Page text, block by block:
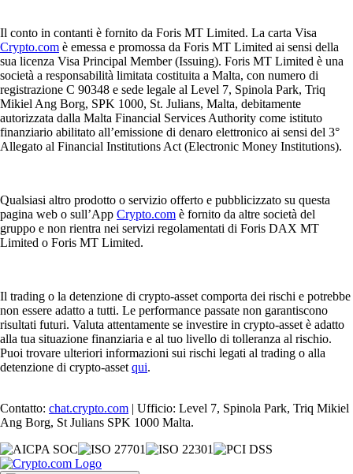
Il conto in contanti è fornito da Foris MT Limited. La carta Visa
Crypto.com è emessa e promossa da Foris MT Limited ai sensi della
sua licenza Visa Principal Member (Issuing). Foris MT Limited è una
società a responsabilità limitata costituita a Malta, con numero di
registrazione C 90348 e sede legale al Level 7, Spinola Park, Triq
Mikiel Ang Borg, SPK 1000, St. Julians, Malta, debitamente
autorizzata dalla Malta Financial Services Authority come istituto
finanziario abilitato all’emissione di denaro elettronico ai sensi del 3°
Allegato al Financial Institutions Act (Electronic Money Institutions).
Qualsiasi altro prodotto o servizio offerto e pubblicizzato su questa
pagina web o sull’App Crypto.com è fornito da altre società del
gruppo e non rientra nei servizi regolamentati di Foris DAX MT
Limited o Foris MT Limited.
Il trading o la detenzione di crypto-asset comporta dei rischi e potrebbe
non essere adatto a tutti. Le performance passate non garantiscono
risultati futuri. Valuta attentamente se investire in crypto-asset è adatto
alla tua situazione finanziaria e al tuo livello di tolleranza al rischio.
Puoi trovare ulteriori informazioni sui rischi legati al trading o alla
detenzione di crypto-asset qui.
Contatto: chat.crypto.com | Ufficio: Level 7, Spinola Park, Triq Mikiel
Ang Borg, St Julians SPK 1000 Malta.